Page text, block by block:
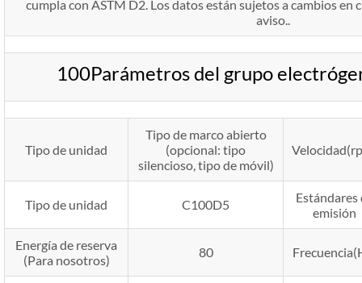
cumpla con ASTM D2. Los datos están sujetos a cambios
aviso..
100Parámetros del grupo
Tipo de unidad
Tipo de marco abierto
(opcional: tipo
silencioso, tipo de móvil)
Tipo de unidad C100D5
Estándares
emisión
Energía de reserva
(Para nosotros)
80